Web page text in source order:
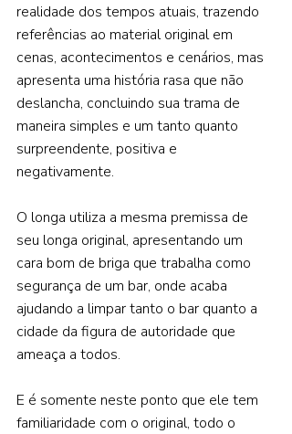
realidade dos tempos atuais, trazendo
referências ao material original em
cenas, acontecimentos e cenários, mas
apresenta uma história rasa que não
deslancha, concluindo sua trama de
maneira simples e um tanto quanto
surpreendente, positiva e
negativamente.
O longa utiliza a mesma premissa de
seu longa original, apresentando um
cara bom de briga que trabalha como
segurança de um bar, onde acaba
ajudando a limpar tanto o bar quanto a
cidade da figura de autoridade que
ameaça a todos.
E é somente neste ponto que ele tem
familiaridade com o original, todo o